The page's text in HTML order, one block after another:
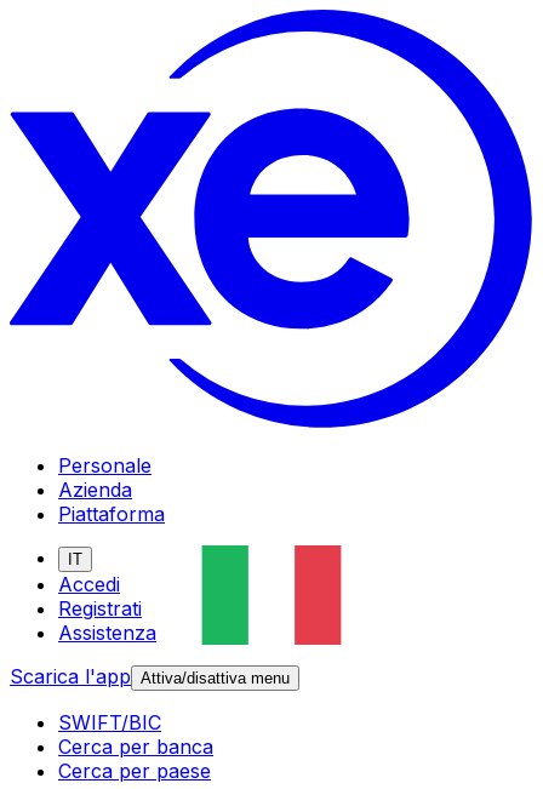
Personale
Azienda
Piattaforma
IT
Accedi
Registrati
Assistenza
Scarica l'app Attiva/disattiva menu
SWIFT/BIC
Cerca per banca
Cerca per paese